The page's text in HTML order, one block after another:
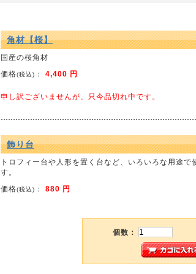
角材【桜】
国産の桜角材
価格(税込) ： 4,400 円
申し訳ございませんが、只今品切れ中です。
飾り台
トロフィー台や人形を置く台など、いろいろな用途で
す。
価格(税込) ： 880 円
個数：